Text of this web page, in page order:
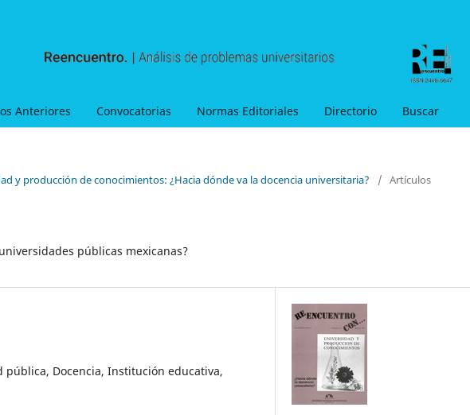
Anteriores Convocatorias Normas Editoriales Directorio Buscar
y producción de conocimientos: ¿Hacia dónde va la docencia universitaria?
/ Artículos
públicas mexicanas?
pública, Docencia, Institución educativa,